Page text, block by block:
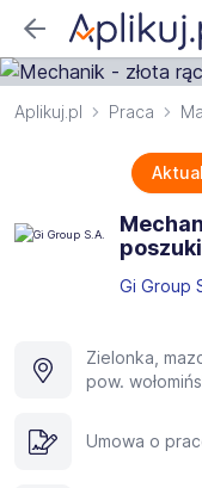
Aplikuj.pl Praca
Gi Group
Zielonka,
pow.
Umowa o